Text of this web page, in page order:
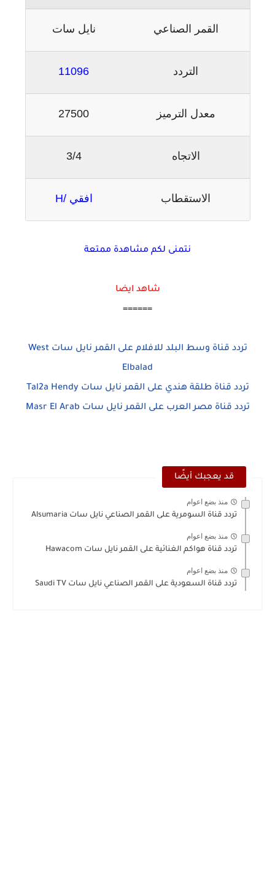
القمر الصناعي نايل سات
التردد 11096
معدل الترميز 27500
الاتجاه 3/4
الاستقطاب افقي /H
نتمنى لكم مشاهدة ممتعة
شاهد ايضا
======
تردد قناة وسط البلد للافلام على القمر نايل سات West
Elbalad
تردد قناة طلقة هندي على القمر نايل سات Tal2a Hendy
تردد قناة مصر العرب على القمر نايل سات Masr El Arab
قد يعجبك أيضًا
منذ بضع اعوام
تردد قناة السومرية على القمر الصناعي نايل سات Alsumaria
منذ بضع اعوام
تردد قناة هواكم الغنائية على القمر نايل سات Hawacom
منذ بضع اعوام
تردد قناة السعودية على القمر الصناعي نايل سات Saudi TV